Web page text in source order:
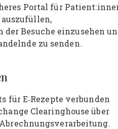
Portal für
der Besuche einzusehen
zu senden.
für E‑Rezepte verbunden
Clearinghouse über